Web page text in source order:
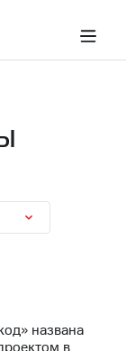
названа
в